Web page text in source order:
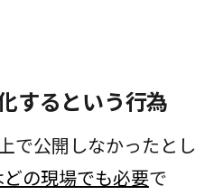
するという行為
で公開しなかったとし
の現場でも必要で